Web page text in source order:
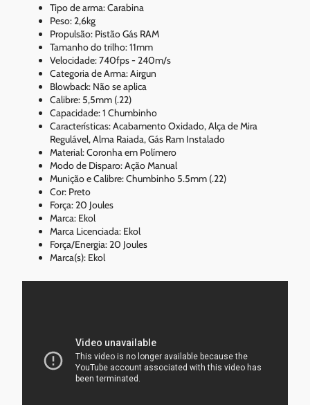
Tipo de arma: Carabina
Peso: 2,6kg
Propulsão: Pistão Gás RAM
Tamanho do trilho: 11mm
Velocidade: 740fps - 240m/s
Categoria de Arma: Airgun
Blowback: Não se aplica
Calibre: 5,5mm (.22)
Capacidade: 1 Chumbinho
Características: Acabamento Oxidado, Alça de Mira
Regulável, Alma Raiada, Gás Ram Instalado
Material: Coronha em Polímero
Modo de Disparo: Ação Manual
Munição e Calibre: Chumbinho 5.5mm (.22)
Cor: Preto
Força: 20 Joules
Marca: Ekol
Marca Licenciada: Ekol
Força/Energia: 20 Joules
Marca(s): Ekol